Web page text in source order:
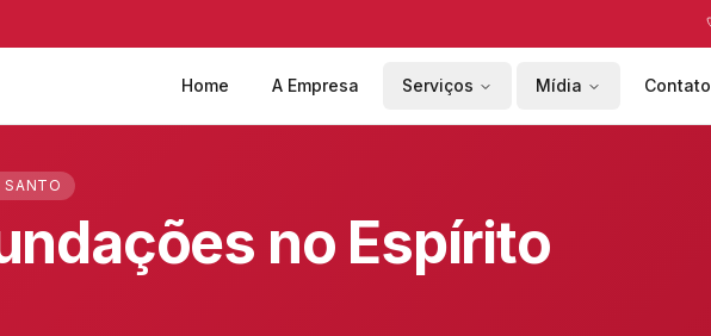
Home A Empresa Serviços Mídia Contato
SANTO
no Espírito